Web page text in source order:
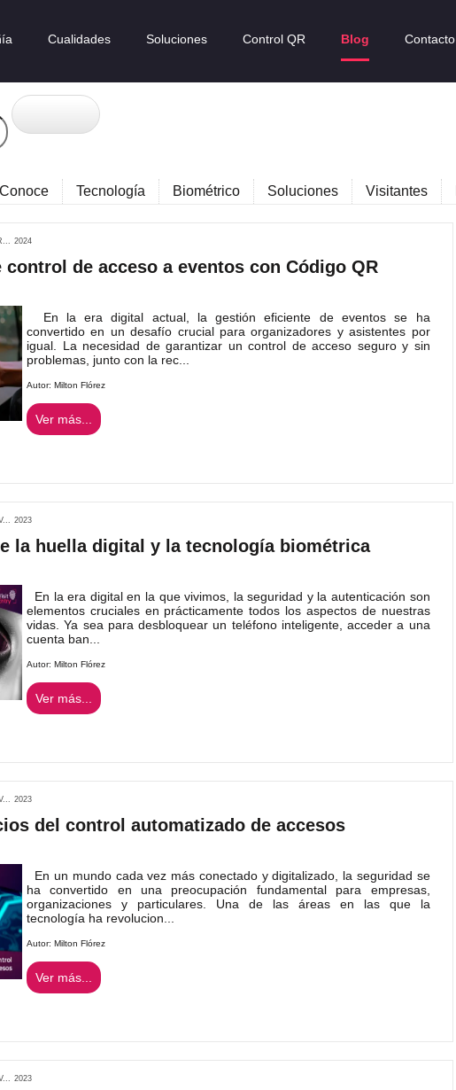
Cualidades Soluciones Control QR Blog Contacto
Conoce Tecnología Biométrico Soluciones Visitantes
2024
control de acceso a eventos con Código QR
En la era digital actual, la gestión eficiente de eventos se ha
convertido en un desafío crucial para organizadores y asistentes por
igual. La necesidad de garantizar un control de acceso seguro y sin
problemas, junto con la rec...
Autor: Milton Flórez
Ver más...
2023
la huella digital y la tecnología biométrica
En la era digital en la que vivimos, la seguridad y la autenticación son
elementos cruciales en prácticamente todos los aspectos de nuestras
vidas. Ya sea para desbloquear un teléfono inteligente, acceder a una
cuenta ban...
Autor: Milton Flórez
Ver más...
2023
del control automatizado de accesos
En un mundo cada vez más conectado y digitalizado, la seguridad se
ha convertido en una preocupación fundamental para empresas,
organizaciones y particulares. Una de las áreas en las que la
tecnología ha revolucion...
Autor: Milton Flórez
Ver más...
2023